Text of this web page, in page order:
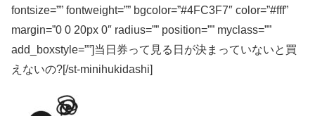
fontsize=”” fontweight=”” bgcolor=”#4FC3F7″ color=”#fff”
margin=”0 0 20px 0″ radius=”” position=”” myclass=””
add_boxstyle=””]当日券って見る日が決まっていないと買
えないの?[/st-minihukidashi]